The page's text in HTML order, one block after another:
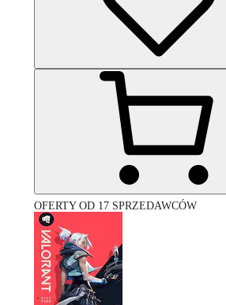
OFERTY OD 17 SPRZEDAWCÓW